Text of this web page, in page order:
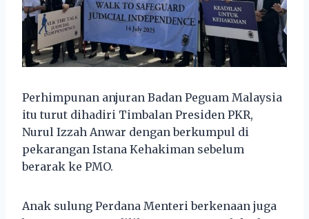
Perhimpunan anjuran Badan Peguam Malaysia
itu turut dihadiri Timbalan Presiden PKR,
Nurul Izzah Anwar dengan berkumpul di
pekarangan Istana Kehakiman sebelum
berarak ke PMO.
Anak sulung Perdana Menteri berkenaan juga